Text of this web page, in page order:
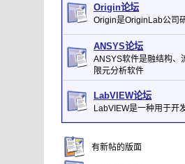
Origin论坛
Origin是OriginLab公司
ANSYS论坛
ANSYS软件是融结构、
限元分析软件
LabVIEW论坛
LabVIEW是一种用于开
有新帖的版面